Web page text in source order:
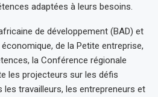
adaptées à leurs besoins.
de développement (BAD) et
de la Petite entreprise,
la Conférence régionale
les projecteurs sur les défis
travailleurs, les entrepreneurs et